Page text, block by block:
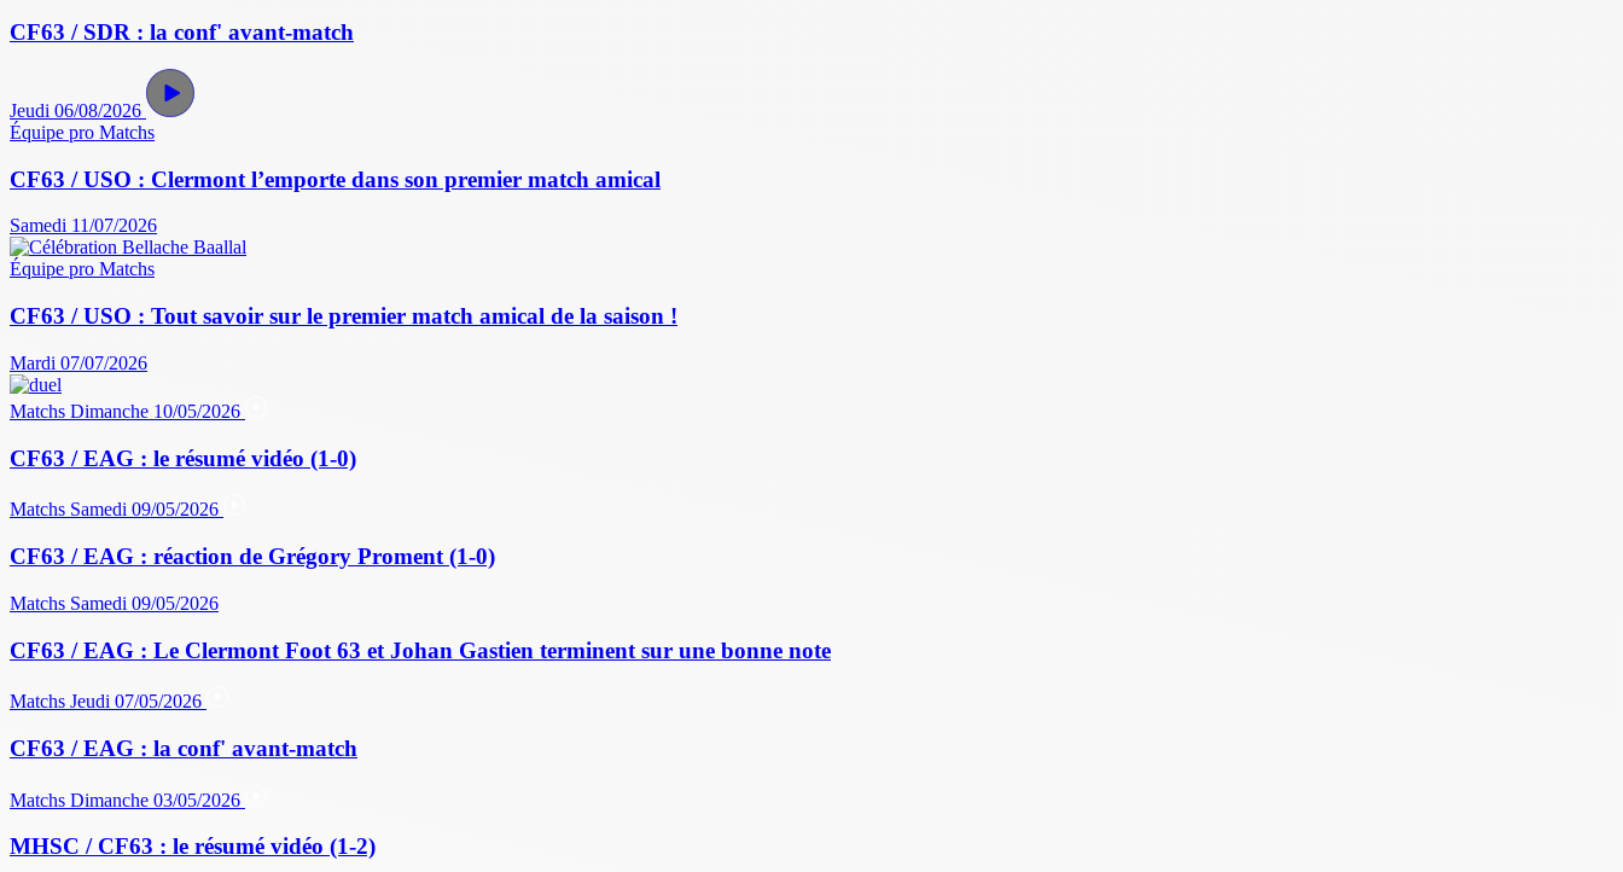
CF63 / SDR : la conf' avant-match
Jeudi 06/08/2026
Équipe pro Matchs
CF63 / USO : Clermont l’emporte dans son premier match amical
Samedi 11/07/2026
Équipe pro Matchs
CF63 / USO : Tout savoir sur le premier match amical de la saison !
Mardi 07/07/2026
Matchs Dimanche 10/05/2026
CF63 / EAG : le résumé vidéo (1-0)
Matchs Samedi 09/05/2026
CF63 / EAG : réaction de Grégory Proment (1-0)
Matchs Samedi 09/05/2026
CF63 / EAG : Le Clermont Foot 63 et Johan Gastien terminent sur une bonne note
Matchs Jeudi 07/05/2026
CF63 / EAG : la conf' avant-match
Matchs Dimanche 03/05/2026
MHSC / CF63 : le résumé vidéo (1-2)